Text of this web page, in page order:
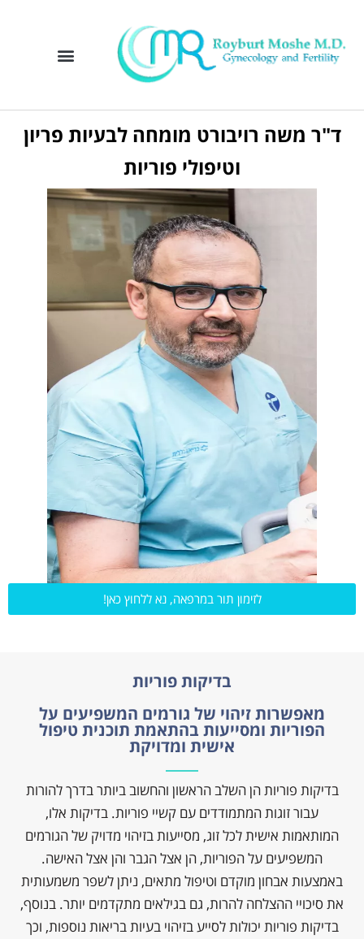
ד"ר משה רויבורט מומחה לבעיות פריון
וטיפולי פוריות
לזימון תור במרפאה, נא ללחוץ כאן!
בדיקות פוריות
מאפשרות זיהוי של גורמים המשפיעים על
הפוריות ומסייעות בהתאמת תוכנית טיפול
אישית ומדויקת
בדיקות פוריות הן השלב הראשון והחשוב ביותר בדרך להורות
עבור זוגות המתמודדים עם קשיי פוריות. בדיקות אלו,
המותאמות אישית לכל זוג, מסייעות בזיהוי מדויק של הגורמים
המשפיעים על הפוריות, הן אצל הגבר והן אצל האישה.
באמצעות אבחון מוקדם וטיפול מתאים, ניתן לשפר משמעותית
את סיכויי ההצלחה להרות, גם בגילאים מתקדמים יותר. בנוסף,
בדיקות פוריות יכולות לסייע בזיהוי בעיות בריאות נוספות, וכך